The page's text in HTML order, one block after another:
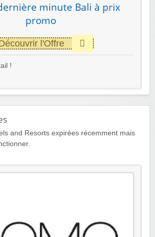
minute Bali à prix
promo
l'Offre
!
and Resorts expirées récemment mais